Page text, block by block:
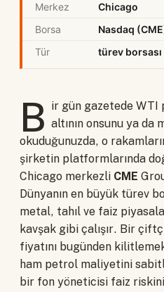
Merkez
Chicago
Borsa
Nasdaq
Tür
türev borsası
B ir gün gazetede
altının onsunu ya da
okuduğunuzda, o
şirketin platformlarında
Chicago merkezli CME
Dünyanın en büyük türev
metal, tahıl ve faiz
kavşak gibi çalışır. Bir
fiyatını bugünden
ham petrol maliyetini
bir fon yöneticisi faiz